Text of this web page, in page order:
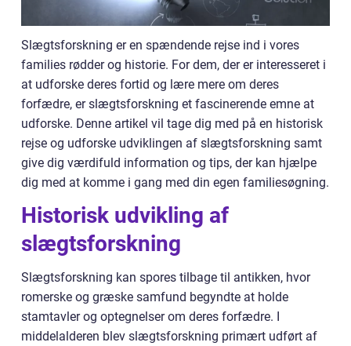
Slægtsforskning er en spændende rejse ind i vores
families rødder og historie. For dem, der er interesseret i
at udforske deres fortid og lære mere om deres
forfædre, er slægtsforskning et fascinerende emne at
udforske. Denne artikel vil tage dig med på en historisk
rejse og udforske udviklingen af slægtsforskning samt
give dig værdifuld information og tips, der kan hjælpe
dig med at komme i gang med din egen familiesøgning.
Historisk udvikling af
slægtsforskning
Slægtsforskning kan spores tilbage til antikken, hvor
romerske og græske samfund begyndte at holde
stamtavler og optegnelser om deres forfædre. I
middelalderen blev slægtsforskning primært udført af